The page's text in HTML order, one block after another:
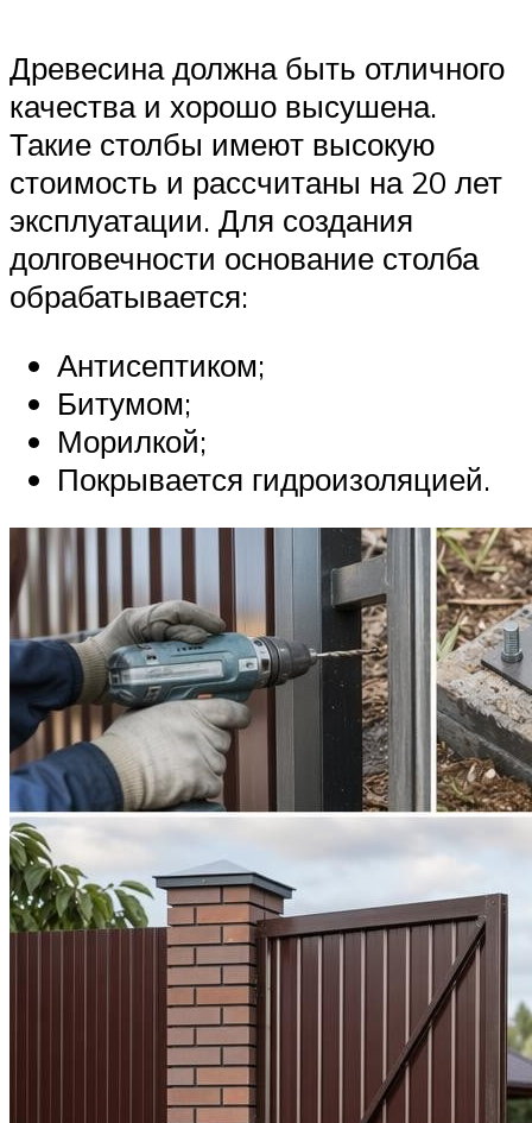
Древесина должна быть отличного
качества и хорошо высушена.
Такие столбы имеют высокую
стоимость и рассчитаны на 20 лет
эксплуатации. Для создания
долговечности основание столба
обрабатывается:
Антисептиком;
Битумом;
Морилкой;
Покрывается гидроизоляцией.